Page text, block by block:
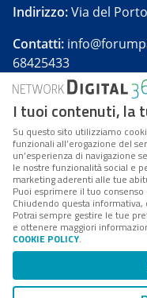
Indirizzo:Via del
Contatti:
68425433
Forumpa.itè una
presso Registro
Reg. n. 182 del 2
FPA s.r.l. è
Coordinamento da
è un'azienda
Codice Fiscale/Partita
n.
I tuoi contenuti, la
Su questo sito utilizziamo
funzionali all’erogazione del
un’esperienza di navigazione
le nostre funzionalità social e
marketing aderenti alle tue
Puoi esprimere il tuo consenso
Chiudendo questa
Potrai sempre gestire le tue
e ottenere maggiori
COOKIE POLICY.